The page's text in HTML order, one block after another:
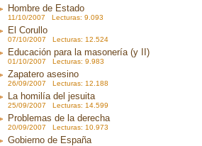
Hombre de Estado
11/10/2007 Lecturas: 9.093
El Corullo
07/10/2007 Lecturas: 12.524
Educación para la masonería (y II)
01/10/2007 Lecturas: 9.983
Zapatero asesino
26/09/2007 Lecturas: 12.188
La homilía del jesuita
25/09/2007 Lecturas: 14.599
Problemas de la derecha
20/09/2007 Lecturas: 10.973
Gobierno de España